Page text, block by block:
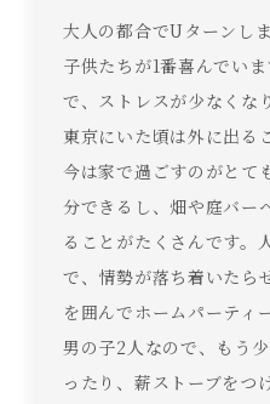
大人の都合でUターンし
子供たちが1番喜んでい
で、ストレスが少なくな
東京にいた頃は外に出る
今は家で過ごすのがとて
分できるし、畑や庭バー
ることがたくさんです。
で、情勢が落ち着いたら
を囲んでホームパーティ
男の子2人なので、もう
ったり、薪ストーブをつ